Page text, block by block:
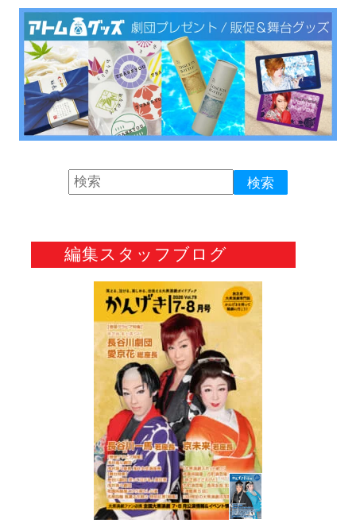
編集スタッフブログ